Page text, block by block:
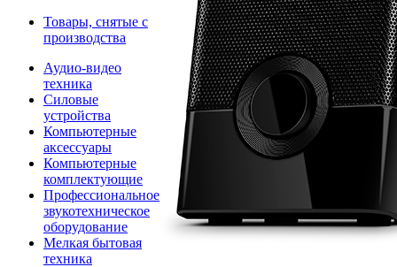
Товары, снятые с
производства
Аудио-видео
техника
Силовые
устройства
Компьютерные
аксессуары
Компьютерные
комплектующие
Профессиональное
звукотехническое
оборудование
Мелкая бытовая
техника